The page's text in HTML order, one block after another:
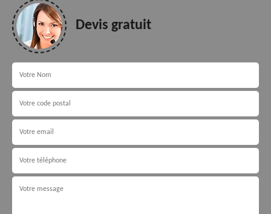
Devis gratuit